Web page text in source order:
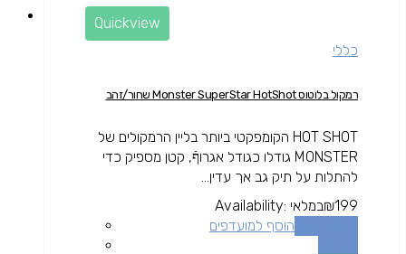
Quickview
כללי
רמקול בלוטוס Monster SuperStar HotShot שחור/זהב
HOT SHOT הקומפקטי ביותר בליין הרמקולים של
MONSTER גודלו כגודל אגרוףֿ, קטן מספיק כדי
להתלות על תיק גב אך עדין...
₪199
Availability: במלאי
הוסף למועדפים